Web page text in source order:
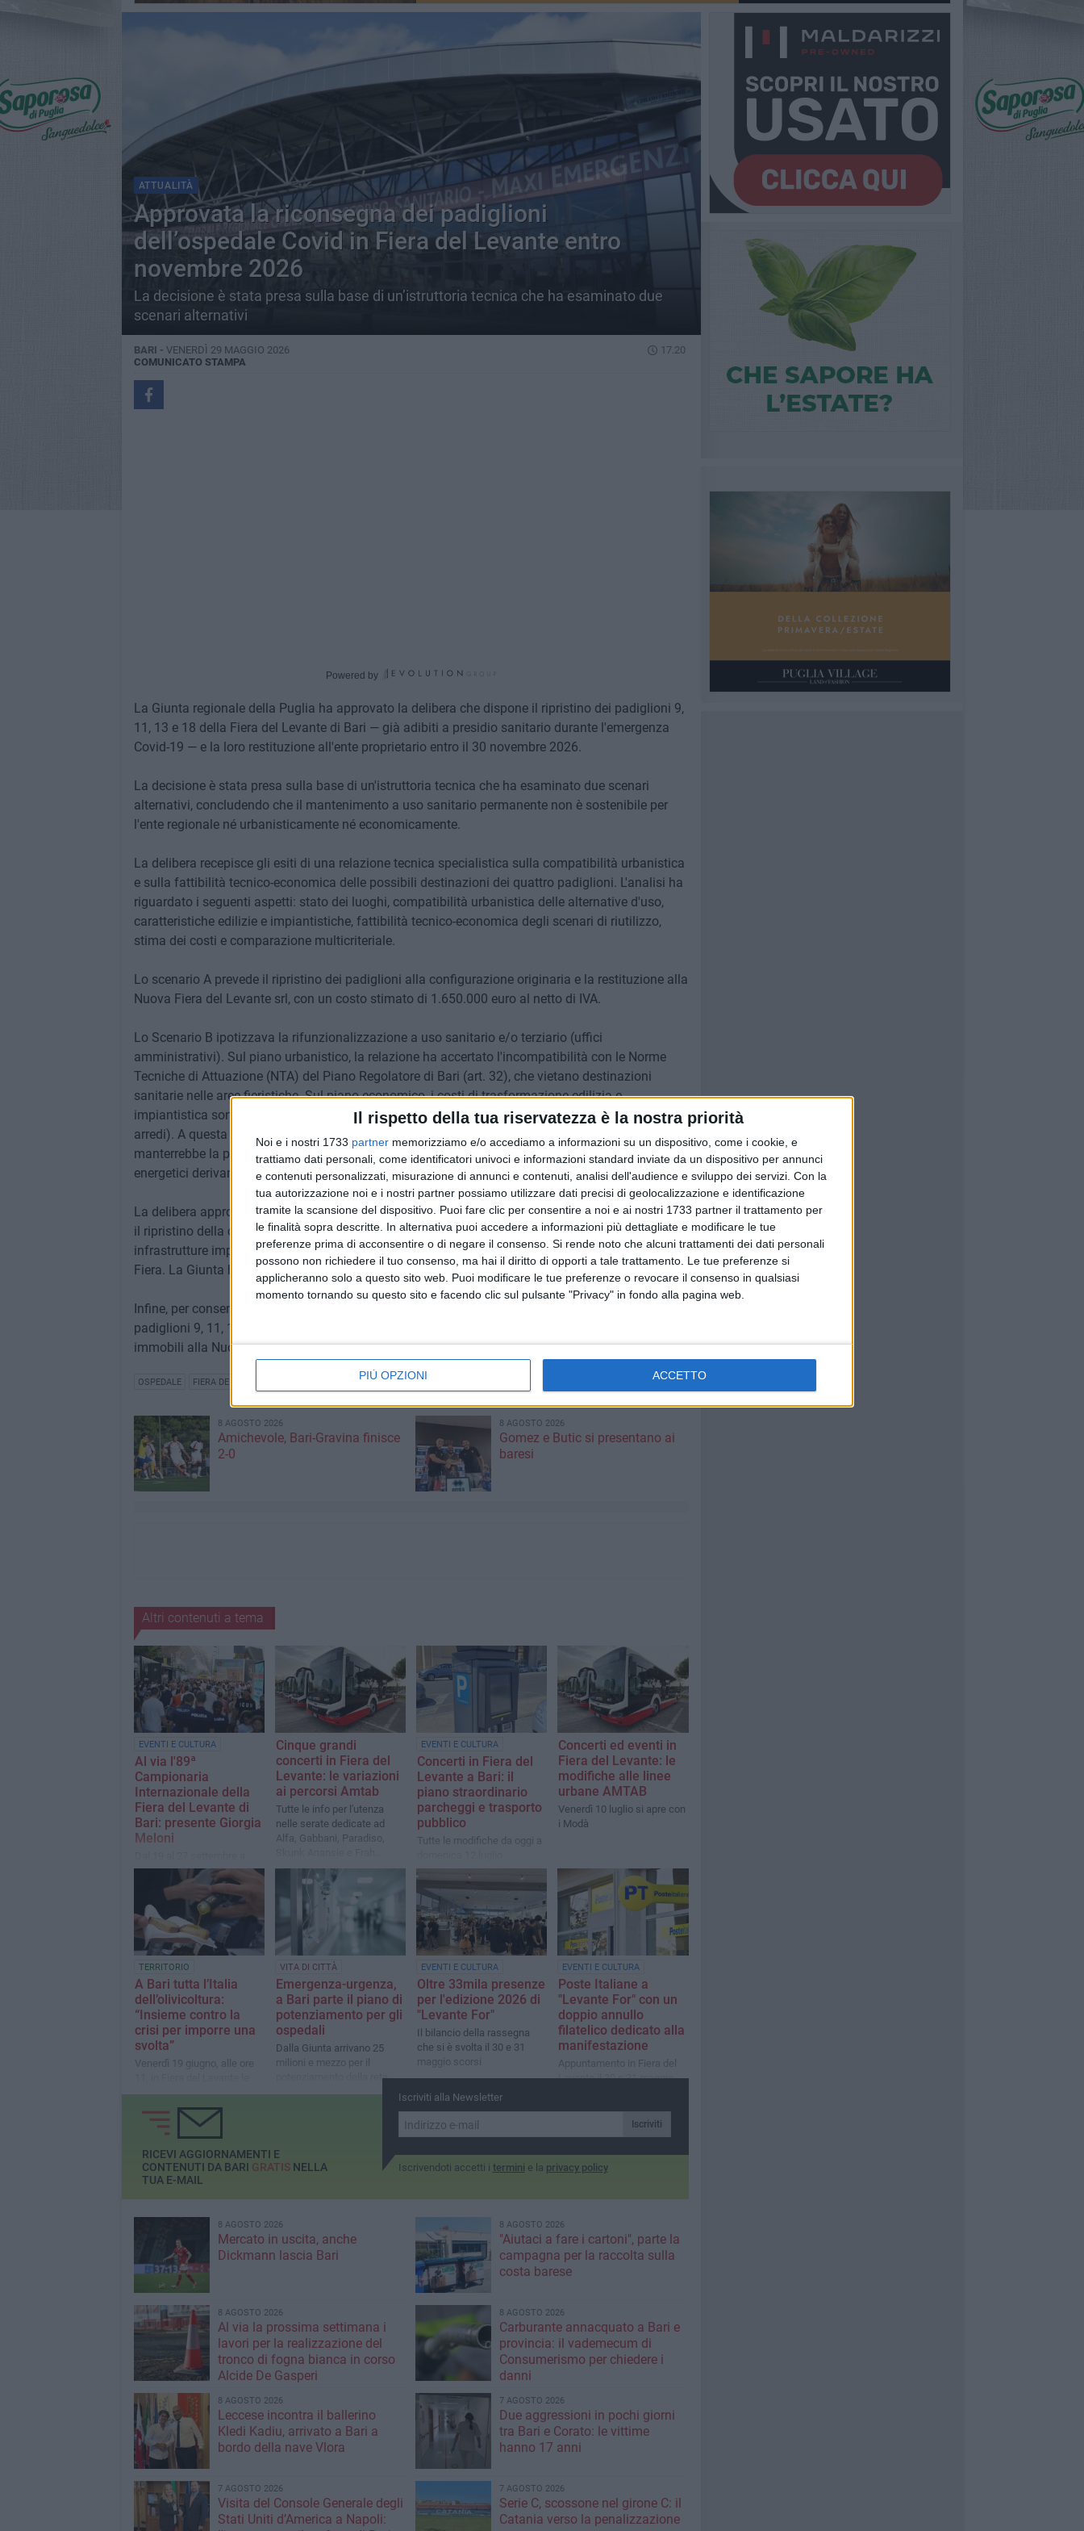
Il rispetto della tua riservatezza è la nostra priorità
Noi e i nostri 1733 partner memorizziamo e/o accediamo a informazioni su un dispositivo, come i cookie, e
trattiamo dati personali, come identificatori univoci e informazioni standard inviate da un dispositivo per annunci
e contenuti personalizzati, misurazione di annunci e contenuti, analisi dell'audience e sviluppo dei servizi. Con la
tua autorizzazione noi e i nostri partner possiamo utilizzare dati precisi di geolocalizzazione e identificazione
tramite la scansione del dispositivo. Puoi fare clic per consentire a noi e ai nostri 1733 partner il trattamento per
le finalità sopra descritte. In alternativa puoi accedere a informazioni più dettagliate e modificare le tue
preferenze prima di acconsentire o di negare il consenso. Si rende noto che alcuni trattamenti dei dati personali
possono non richiedere il tuo consenso, ma hai il diritto di opporti a tale trattamento. Le tue preferenze si
applicheranno solo a questo sito web. Puoi modificare le tue preferenze o revocare il consenso in qualsiasi
momento tornando su questo sito e facendo clic sul pulsante "Privacy" in fondo alla pagina web.
PIÙ OPZIONI ACCETTO
ATTUALITÀ
Approvata la riconsegna dei padiglioni
dell’ospedale Covid in Fiera del Levante entro
novembre 2026
La decisione è stata presa sulla base di un’istruttoria tecnica che ha esaminato due
scenari alternativi
BARI - VENERDÌ 29 MAGGIO 2026
17.20
COMUNICATO STAMPA
Powered by
La Giunta regionale della Puglia ha approvato la delibera che dispone il ripristino dei padiglioni 9,
11, 13 e 18 della Fiera del Levante di Bari — già adibiti a presidio sanitario durante l'emergenza
Covid-19 — e la loro restituzione all'ente proprietario entro il 30 novembre 2026.
La decisione è stata presa sulla base di un'istruttoria tecnica che ha esaminato due scenari
alternativi, concludendo che il mantenimento a uso sanitario permanente non è sostenibile per
l'ente regionale né urbanisticamente né economicamente.
La delibera recepisce gli esiti di una relazione tecnica specialistica sulla compatibilità urbanistica
e sulla fattibilità tecnico-economica delle possibili destinazioni dei quattro padiglioni. L'analisi ha
riguardato i seguenti aspetti: stato dei luoghi, compatibilità urbanistica delle alternative d'uso,
caratteristiche edilizie e impiantistiche, fattibilità tecnico-economica degli scenari di riutilizzo,
stima dei costi e comparazione multicriteriale.
Lo scenario A prevede il ripristino dei padiglioni alla configurazione originaria e la restituzione alla
Nuova Fiera del Levante srl, con un costo stimato di 1.650.000 euro al netto di IVA.
Lo Scenario B ipotizzava la rifunzionalizzazione a uso sanitario e/o terziario (uffici
amministrativi). Sul piano urbanistico, la relazione ha accertato l'incompatibilità con le Norme
Tecniche di Attuazione (NTA) del Piano Regolatore di Bari (art. 32), che vietano destinazioni
sanitarie nelle aree fieristiche. Sul piano economico, i costi di trasformazione edilizia e
impiantistica sono stati stimati indicativamente superiori a 17 milioni di euro (al netto di IVA e
arredi). A questa cifra andrebbero aggiunti: canoni di locazione periodici alla Fiera, che
manterrebbe la proprietà degli immobili; oneri di gestione; manutenzioni ordinarie; elevati costi
energetici derivanti dalla configurazione degli edifici; adeguamenti normativi futuri.
La delibera approva quindi gli interventi di rimozione dei moduli interni e delle opere emergenziali,
il ripristino della configurazione originaria e il mantenimento — previo accordo — delle principali
infrastrutture impiantistiche e di climatizzazione a beneficio del compendio immobiliare della
Fiera. La Giunta ha quindi stanziato le somme necessarie per la realizzazione dell'intervento.
Infine, per consentire le operazioni di ripristino, sono stati prorogati i termini di riconsegna dei
padiglioni 9, 11, 13 e 18 sino al 30 novembre 2026, data prevista per la restituzione ufficiale degli
immobili alla Nuova Fiera del Levante srl.
OSPEDALE FIERA DEL LEVANTE
8 AGOSTO 2026
Amichevole, Bari-Gravina finisce
2-0
8 AGOSTO 2026
Gomez e Butic si presentano ai
baresi
Altri contenuti a tema
EVENTI E CULTURA
Al via l'89ª
Campionaria
Internazionale della
Fiera del Levante di
Bari: presente Giorgia
Meloni
Bari nove giorni di incontri,
idee e confronto
Cinque grandi
concerti in Fiera del
Levante: le variazioni
ai percorsi Amtab
Tutte le info per l'utenza
nelle serate dedicate ad
Alfa, Gabbani, Paradiso,
Quintale
EVENTI E CULTURA
Concerti in Fiera del
Levante a Bari: il
piano straordinario
parcheggi e trasporto
pubblico
Tutte le modifiche da oggi a
Concerti ed eventi in
Fiera del Levante: le
modifiche alle linee
urbane AMTAB
Venerdì 10 luglio si apre con
i Modà
TERRITORIO
A Bari tutta l’Italia
dell’olivicoltura:
“Insieme contro la
crisi per imporre una
svolta”
Venerdì 19 giugno, alle ore
OP olivicole, produttori,
frantoiani, tutto il settore
VITA DI CITTÀ
Emergenza-urgenza,
a Bari parte il piano di
potenziamento per gli
ospedali
Dalla Giunta arrivano 25
milioni e mezzo per il
potenziamento della rete
sanitaria
EVENTI E CULTURA
Oltre 33mila presenze
per l'edizione 2026 di
"Levante For"
Il bilancio della rassegna
che si è svolta il 30 e 31
maggio scorsi
EVENTI E CULTURA
Poste Italiane a
"Levante For" con un
doppio annullo
filatelico dedicato alla
manifestazione
Appuntamento in Fiera del
Levante il 30 e 31 maggio
Iscriviti alla Newsletter
Iscriviti
Iscrivendoti accetti i termini e la privacy policy
RICEVI AGGIORNAMENTI E
CONTENUTI DA BARI GRATISNELLA
TUA E-MAIL
8 AGOSTO 2026
Mercato in uscita, anche
Dickmann lascia Bari
8 AGOSTO 2026
"Aiutaci a fare i cartoni", parte la
campagna per la raccolta sulla
costa barese
8 AGOSTO 2026
Al via la prossima settimana i
lavori per la realizzazione del
tronco di fogna bianca in corso
Alcide De Gasperi
8 AGOSTO 2026
Carburante annacquato a Bari e
provincia: il vademecum di
Consumerismo per chiedere i
danni
8 AGOSTO 2026
Leccese incontra il ballerino
Kledi Kadiu, arrivato a Bari a
bordo della nave Vlora
7 AGOSTO 2026
Due aggressioni in pochi giorni
tra Bari e Corato: le vittime
hanno 17 anni
7 AGOSTO 2026
Visita del Console Generale degli
Stati Uniti d’America a Napoli:
7 AGOSTO 2026
Serie C, scossone nel girone C: il
Catania verso la penalizzazione